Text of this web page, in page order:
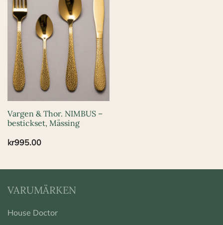
Vargen & Thor. NIMBUS –
bestickset, Mässing
kr995.00
VARUMÄRKEN
House Doctor